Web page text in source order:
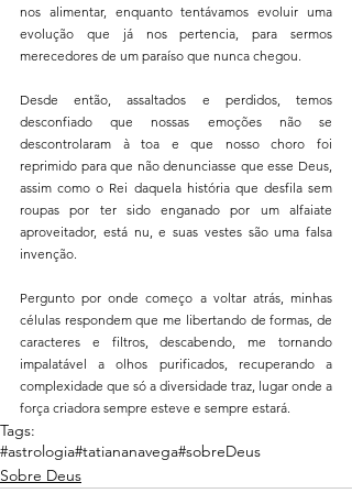
nos alimentar, enquanto tentávamos evoluir uma
evolução que já nos pertencia, para sermos
merecedores de um paraíso que nunca chegou.
Desde então, assaltados e perdidos, temos
desconfiado que nossas emoções não se
descontrolaram à toa e que nosso choro foi
reprimido para que não denunciasse que esse Deus,
assim como o Rei daquela história que desfila sem
roupas por ter sido enganado por um alfaiate
aproveitador, está nu, e suas vestes são uma falsa
invenção.
Pergunto por onde começo a voltar atrás, minhas
células respondem que me libertando de formas, de
caracteres e filtros, descabendo, me tornando
impalatável a olhos purificados, recuperando a
complexidade que só a diversidade traz, lugar onde a
força criadora sempre esteve e sempre estará.
Tags:
#astrologia#tatiananavega#sobreDeus
Sobre Deus